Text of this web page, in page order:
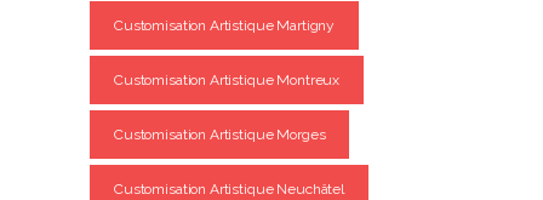
Customisation Artistique Martigny
Customisation Artistique Montreux
Customisation Artistique Morges
Customisation Artistique Neuchâtel